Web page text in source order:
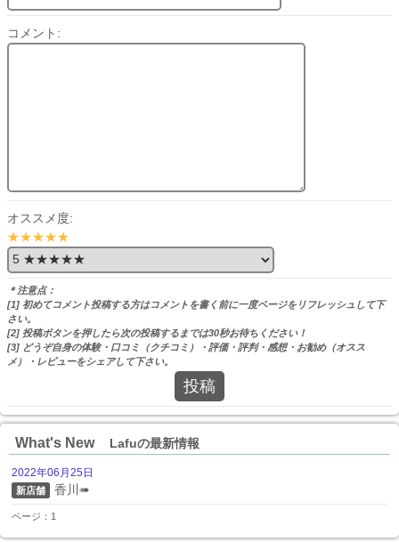
コメント:
オススメ度:
★★★★★
＊注意点：
[1] 初めてコメント投稿する方はコメントを書く前に一度ページをリフレッシュして下
さい。
[2] 投稿ボタンを押したら次の投稿するまでは30秒お待ちください！
[3] どうぞ自身の体験・口コミ（クチコミ）・評価・評判・感想・お勧め（オスス
メ）・レビューをシェアして下さい。
投稿
What's New Lafuの最新情報
2022年06月25日
新店舗 香川➠
ページ：1